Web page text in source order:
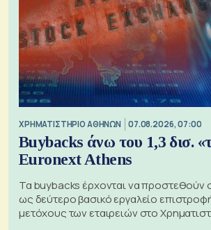
XΡΗΜΑΤΙΣΤΗΡΙΟ ΑΘΗΝΩΝ 07.08.2026, 07:00
Buybacks άνω του 1,3 δισ.
Euronext Athens
Τα buybacks έρχονται να προστεθούν
ως δεύτερο βασικό εργαλείο
μετόχους των εταιρειών στο